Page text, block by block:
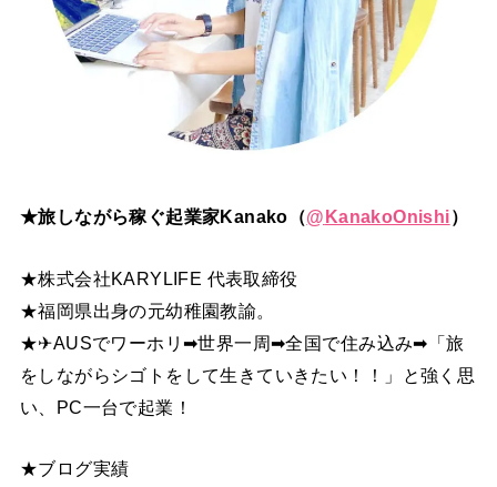
★旅しながら稼ぐ起業家Kanako（@ KanakoOnishi）
★株式会社KARYLIFE 代表取締役
★福岡県出身の元幼稚園教諭。
★✈AUSでワーホリ➡世界一周➡全国で住み込み➡「旅
をしながらシゴトをして生きていきたい！！」と強く思
い、PC一台で起業！
★ブログ実績